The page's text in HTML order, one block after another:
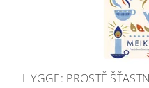
HYGGE: PROSTĚ